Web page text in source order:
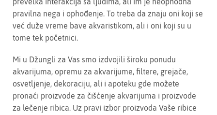
pravilna nega i ophođenje. To treba da znaju oni koji se
već duže vreme bave akvaristikom, ali i oni koji su u
tome tek početnici.
Mi u Džungli za Vas smo izdvojili široku ponudu
akvarijuma, opremu za akvarijume, filtere, grejače,
osvetljenje, dekoraciju, ali i apoteku gde možete
pronaći proizvode za čišćenje akvarijuma i proizvode
za lečenje ribica. Uz pravi izbor proizvoda Vaše ribice